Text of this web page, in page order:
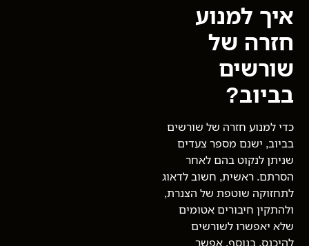
איך למנוע
חזרה של
שורשים
בביוב?
כדי למנוע חזרה של שורשים
בביוב, ישנם מספר צעדים
שניתן לנקוט בהם לאחר
הסרתם. ראשית, חשוב לדאוג
לתחזוקה שוטפת של הצנרת,
ולהתקין חיבורים אטומים
שלא יאפשרו לשורשים
להיכנס. בנוסף, אפשר